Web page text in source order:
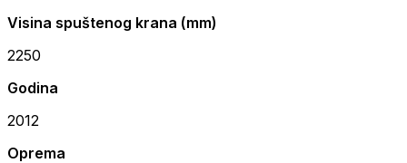
Visina spuštenog krana (mm)
2250
Godina
2012
Oprema